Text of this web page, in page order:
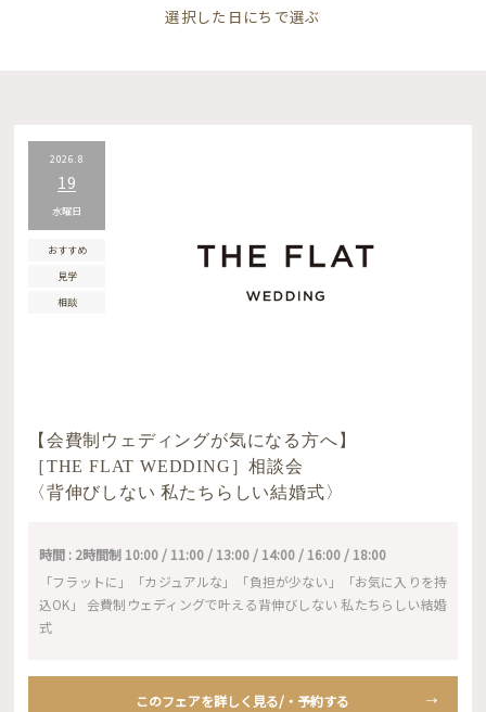
2026.8
19
水曜日
おすすめ
見学
相談
【会費制ウェディングが気になる方へ】
［THE FLAT WEDDING］相談会
〈背伸びしない 私たちらしい結婚式〉
時間 : 2時間制 10:00 / 11:00 / 13:00 / 14:00 / 16:00 / 18:00
「フラットに」「カジュアルな」「負担が少ない」「お気に入りを持
込OK」 会費制ウェディングで叶える背伸びしない 私たちらしい結婚
式
このフェアを詳しく見る/・予約する